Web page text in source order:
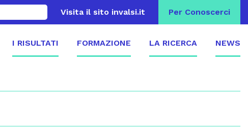
Visita il sito invalsi.it Per Conoscerci
I RISULTATI FORMAZIONE LA RICERCA NEWS